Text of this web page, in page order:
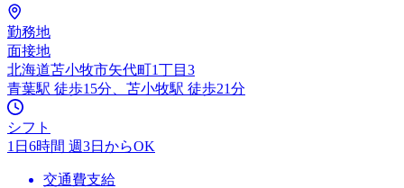
勤務地
面接地
北海道苫小牧市矢代町1丁目3
青葉駅 徒歩15分、苫小牧駅 徒歩21分
シフト
1日6時間 週3日からOK
交通費支給